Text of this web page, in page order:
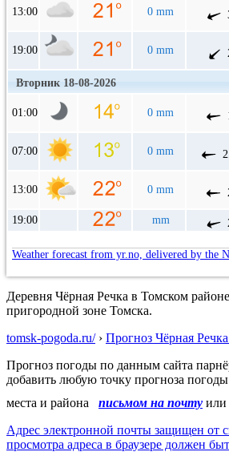
13:00 0 mm
19:00 0 mm
Вторник 18-08-2026
01:00 0 mm
07:00 0 mm
13:00 0 mm
19:00 mm
Weather forecast from yr.no, delivered by the
Деревня Чёрная Речка в Томском
пригородной зоне Томска.
tomsk-pogoda.ru/› Прогноз Чёрная Речка
Прогноз погоды по данным сайта
добавить любую точку прогноза
места и района
письмом на почту или
Адрес электронной почты защищен от
просмотра адреса в браузере должен